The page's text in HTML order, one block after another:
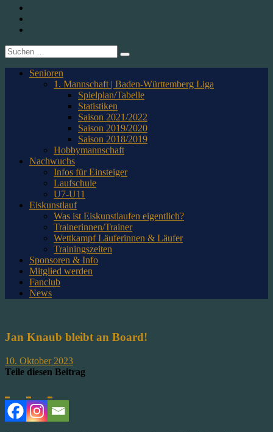
1. CfR Pforzheim 1896 e.V. – Abteilung Eishockey
Suche
nach:
Senioren
1. Mannschaft | Baden-Württemberg Liga
Spielplan/Tabelle
Statistiken
Saison 2021/2022
Saison 2019/2020
Saison 2018/2019
Hobbymannschaft
Nachwuchs
Infos für Einsteiger
Laufschule
U7-U11
Eiskunstlauf
Was ist Eiskunstlaufen eigentlich?
Trainerinnen/Trainer
Wettkampf Läuferinnen & Läufer
Trainingszeiten
Sponsoren & Info
Mitglied werden
Fanclub
News
Jan Knaub bleibt an Board!
10. Oktober 2023
Teile diesen Beitrag